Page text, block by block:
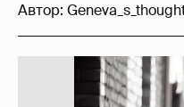
Автор: